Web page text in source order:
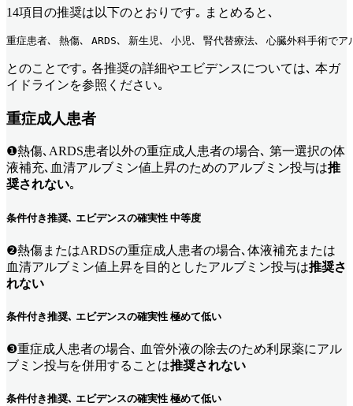
14項目の推奨は以下のとおりです｡ まとめると､
重症患者､ 熱傷､ ARDS､ 新生児､ 小児､ 腎代替療法､ 心臓外科手術でア
とのことです｡ 各推奨の詳細やエビデンスについては､ 本ガ
イドラインを参照ください｡
重症成人患者
❶熱傷､ARDS患者以外の重症成人患者の場合､ 第一選択の体
液補充､血清アルブミン値上昇のためのアルブミン投与は推
奨されない｡
条件付き推奨､ エビデンスの確実性 中等度
❷熱傷またはARDSの重症成人患者の場合､体液補充または
血清アルブミン値上昇を目的としたアルブミン投与は推奨さ
れない
条件付き推奨､ エビデンスの確実性 極めて低い
❸重症成人患者の場合､ 血管外液の除去のため利尿薬にアル
ブミン投与を併用することは推奨されない
条件付き推奨､ エビデンスの確実性 極めて低い